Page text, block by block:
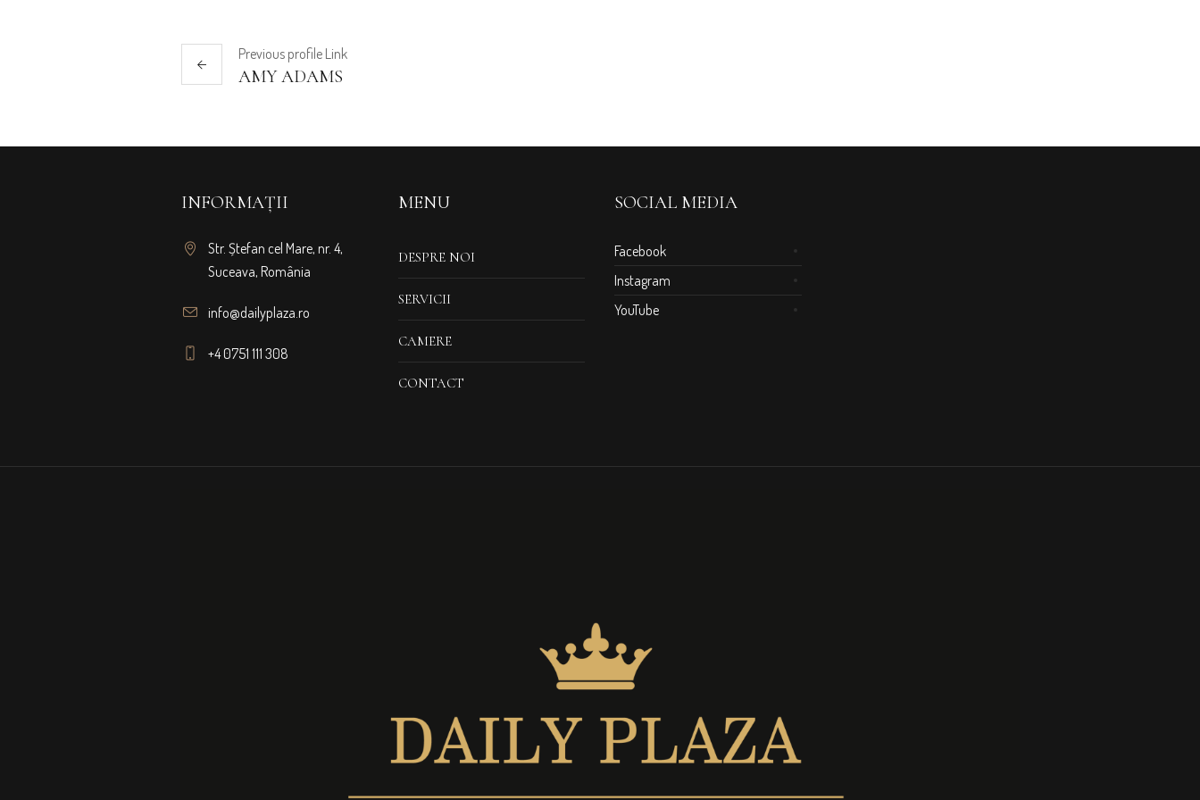
Previous profile Link
AMY ADAMS
INFORMAȚII
Str. Ștefan cel Mare, nr. 4,
Suceava, România
info@dailyplaza.ro
+4 0751 111 308
MENU
DESPRE NOI
SERVICII
CAMERE
CONTACT
SOCIAL MEDIA
Facebook
Instagram
YouTube